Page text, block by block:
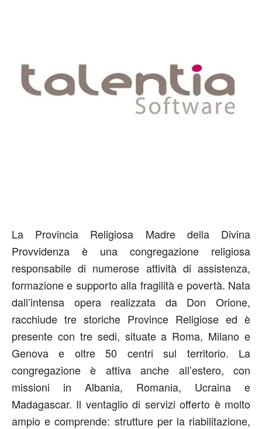
La Provincia Religiosa Madre della Divina
Provvidenza è una congregazione religiosa
responsabile di numerose attività di assistenza,
formazione e supporto alla fragilità e povertà. Nata
dall’intensa opera realizzata da Don Orione,
racchiude tre storiche Province Religiose ed è
presente con tre sedi, situate a Roma, Milano e
Genova e oltre 50 centri sul territorio. La
congregazione è attiva anche all’estero, con
missioni in Albania, Romania, Ucraina e
Madagascar. Il ventaglio di servizi offerto è molto
ampio e comprende: strutture per la riabilitazione,